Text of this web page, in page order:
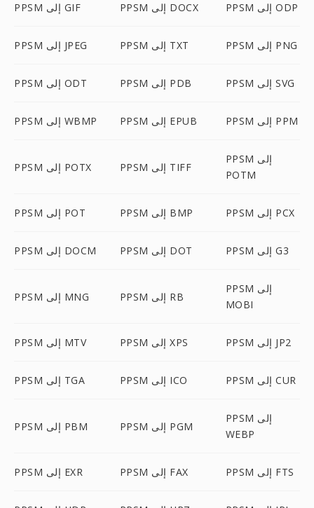
PPSM إلى GIF PPSM إلى DOCX PPSM إلى ODP
PPSM إلى JPEG PPSM إلى TXT PPSM إلى PNG
PPSM إلى ODT PPSM إلى PDB PPSM إلى SVG
PPSM إلى WBMP PPSM إلى EPUB PPSM إلى PPM
PPSM إلى POTX PPSM إلى TIFF
PPSM إلى
POTM
PPSM إلى POT PPSM إلى BMP PPSM إلى PCX
PPSM إلى DOCM PPSM إلى DOT PPSM إلى G3
PPSM إلى MNG PPSM إلى RB
PPSM إلى
MOBI
PPSM إلى MTV PPSM إلى XPS PPSM إلى JP2
PPSM إلى TGA PPSM إلى ICO PPSM إلى CUR
PPSM إلى PBM PPSM إلى PGM
PPSM إلى
WEBP
PPSM إلى EXR PPSM إلى FAX PPSM إلى FTS